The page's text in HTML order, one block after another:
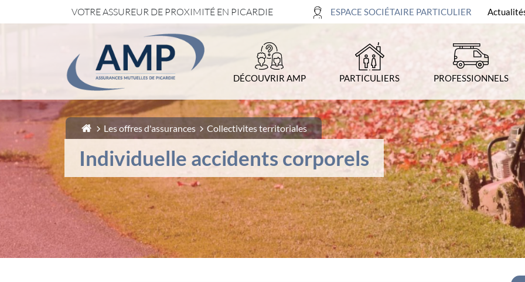
Contenu principal 2-Menu principal 3-Pied de page 4-Recherche
VOTRE ASSUREUR DE PROXIMITÉ EN PICARDIE ESPACE SOCIÉTAIRE PARTICULIER
DÉCOUVRIR AMP PARTICULIERS PROFESSIONNELS
Les offres d'assurances Collectivites territoriales
Individuelle accidents corporels